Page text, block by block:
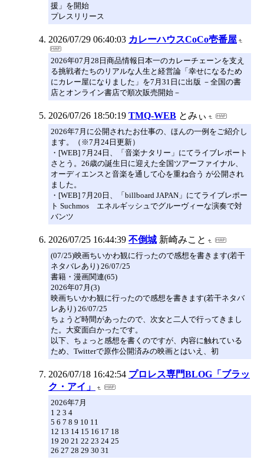
援」を開始
プレスリリース
2026/07/29 06:40:03 カレーハウスCoCo壱番屋
2026年07月28日商品情報日本一のカレーチェーンを支え
る挑戦者たちのリアルな人生と経営論「幸せになるため
にカレー屋になりました」を7月31日に出版 －全国の書
店とオンライン書店で順次販売開始－
2026/07/26 18:50:19 TMQ-WEB とみぃ
2026年7月に公開されたお仕事の、ほんの一例をご紹介し
ます。（※7月24日更新）
・[WEB] 7月24日、「音楽ナタリー」にてライブレポート
さとう。26歳の誕生日に迎えた全国ツアーファイナル、
オーディエンスと音楽を通して心を重ね合う が公開され
ました。
・[WEB] 7月20日、「billboard JAPAN」にてライブレポー
ト Suchmos エネルギッシュでグルーヴィーな演奏で対
バンツ
2026/07/25 16:44:39 不倒城 新崎みこと
(07/25)映画ちいかわ観に行ったので感想を書きます(若干
ネタバレあり) 26/07/25
書籍・漫画関連(65)
2026年07月(3)
映画ちいかわ観に行ったので感想を書きます(若干ネタバ
レあり) 26/07/25
ちょうど時間があったので、次女と二人で行ってきまし
た。大変面白かったです。
以下、ちょっと感想を書くのですが、内容に触れている
ため、Twitterで原作公開済みの映画とはいえ、初
2026/07/18 16:42:54 プロレス専門BLOG「ブラッ
ク・アイ」
2026年7月
1 2 3 4
5 6 7 8 9 10 11
12 13 14 15 16 17 18
19 20 21 22 23 24 25
26 27 28 29 30 31